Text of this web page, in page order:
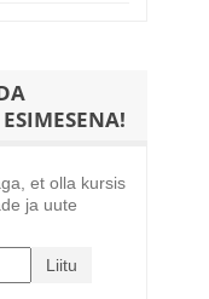
et olla kursis
ja uute
Liitu